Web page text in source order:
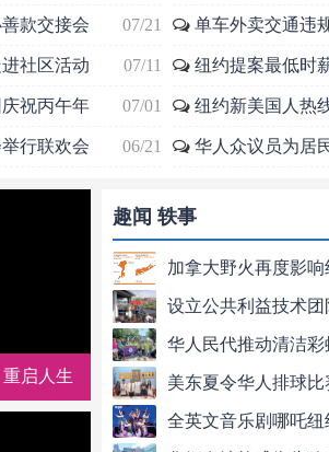
款交接会 07/21
社区活动 07/11
祝丙午年 07/01
行联欢会 06/21
单车外卖交通违
纽约提案最低时
纽约新美国人热
华人众议员为居
启人生
趣闻 轶事